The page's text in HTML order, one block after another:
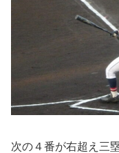
次の４番が右超え三